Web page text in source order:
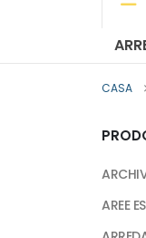
CASA
AREE